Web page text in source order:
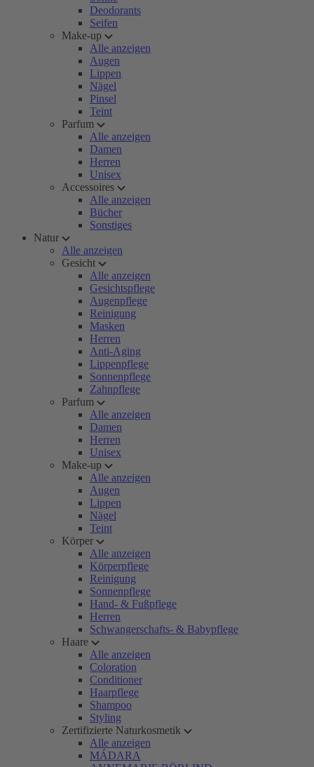
Deodorants
Seifen
Make-up
Alle anzeigen
Augen
Lippen
Nägel
Pinsel
Teint
Parfum
Alle anzeigen
Damen
Herren
Unisex
Accessoires
Alle anzeigen
Bücher
Sonstiges
Natur
Alle anzeigen
Gesicht
Alle anzeigen
Gesichtspflege
Augenpflege
Reinigung
Masken
Herren
Anti-Aging
Lippenpflege
Sonnenpflege
Zahnpflege
Parfum
Alle anzeigen
Damen
Herren
Unisex
Make-up
Alle anzeigen
Augen
Lippen
Nägel
Teint
Körper
Alle anzeigen
Körperpflege
Reinigung
Sonnenpflege
Hand- & Fußpflege
Herren
Schwangerschafts- & Babypflege
Haare
Alle anzeigen
Coloration
Conditioner
Haarpflege
Shampoo
Styling
Zertifizierte Naturkosmetik
Alle anzeigen
MÁDARA